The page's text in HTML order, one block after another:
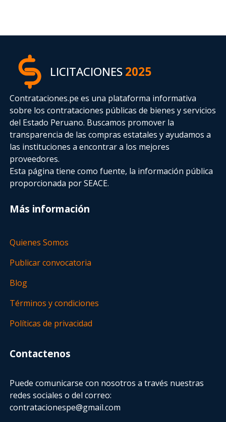
LICITACIONES2025
Contrataciones.pe es una plataforma informativa
sobre los contrataciones públicas de bienes y servicios
del Estado Peruano. Buscamos promover la
transparencia de las compras estatalesy ayudamos a
las instituciones a encontrar a los mejores
proveedores.
Esta página tiene como fuente, la información pública
proporcionada por SEACE.
Más información
Quienes Somos
Publicar convocatoria
Blog
Términos y condiciones
Políticas de privacidad
Contactenos
Puede comunicarse con nosotros a través nuestras
redes sociales o del correo:
contratacionespe@gmail.com